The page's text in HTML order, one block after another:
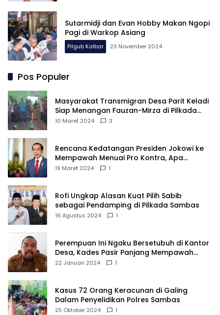
Sutarmidji dan Evan Hobby Makan Ngopi
Pagi di Warkop Asiang
Pilgub Kalbar 23 November 2024
Pos Populer
Masyarakat Transmigran Desa Parit Keladi
Siap Menangan Fauzan-Mirza di Pilkada
Kubu Raya
10 Maret 2024 3
Rencana Kedatangan Presiden Jokowi ke
Mempawah Menuai Pro Kontra, Apa
Sebabnya?
19 Maret 2024 1
Rofi Ungkap Alasan Kuat Pilih Sabib
sebagai Pendamping di Pilkada Sambas
16 Agustus 2024 1
Perempuan Ini Ngaku Bersetubuh di Kantor
Desa, Kades Pasir Panjang Mempawah
Membantah: Silakan Buktikan!
22 Januari 2024 1
Kasus 72 Orang Keracunan di Galing
Dalam Penyelidikan Polres Sambas
25 Oktober 2024 1